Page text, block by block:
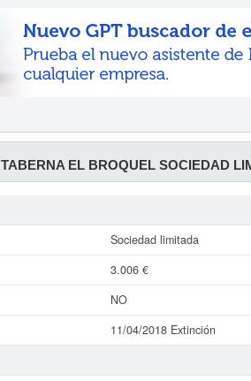
TABERNA EL BROQUEL SOCIEDAD
Sociedad limitada
3.006 €
NO
11/04/2018 Extinción